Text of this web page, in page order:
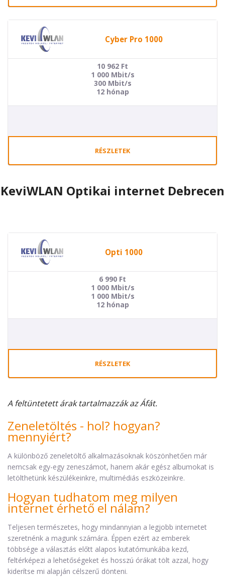
Cyber Pro 1000
10 962 Ft
1 000 Mbit/s
300 Mbit/s
12 hónap
RÉSZLETEK
KeviWLAN Optikai internet Debrecen
Opti 1000
6 990 Ft
1 000 Mbit/s
1 000 Mbit/s
12 hónap
RÉSZLETEK
A feltüntetett árak tartalmazzák az Áfát.
Zeneletöltés - hol? hogyan?
mennyiért?
A különböző zeneletöltő alkalmazásoknak köszönhetően már
nemcsak egy-egy zeneszámot, hanem akár egész albumokat is
letölthetünk készülékeinkre, multimédiás eszközeinkre.
Hogyan tudhatom meg milyen
internet érhető el nálam?
Teljesen természetes, hogy mindannyian a legjobb internetet
szeretnénk a magunk számára. Éppen ezért az emberek
többsége a választás előtt alapos kutatómunkába kezd,
feltérképezi a lehetőségeket és hosszú órákat tölt azzal, hogy
kiderítse mi alapján célszerű dönteni.